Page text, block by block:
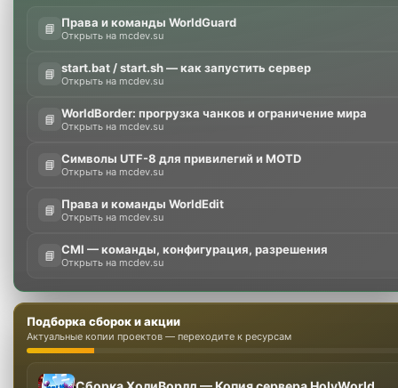
📘 Права и команды WorldGuard
Открыть на mcdev.su
📘 start.bat / start.sh — как запустить сервер
Открыть на mcdev.su
📘 WorldBorder: прогрузка чанков и ограничение мира
Открыть на mcdev.su
📘 Символы UTF-8 для привилегий и MOTD
Открыть на mcdev.su
📘 Права и команды WorldEdit
Открыть на mcdev.su
📘 CMI — команды, конфигурация, разрешения
Открыть на mcdev.su
Подборка сборок и акции
Актуальные копии проектов — переходите к ресурсам